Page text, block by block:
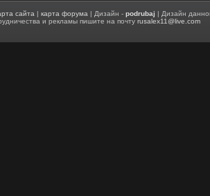
сайта |карта форума | Дизайн -podrubaj | Дизайн
и рекламы пишите на почтуrusalex11@live.com